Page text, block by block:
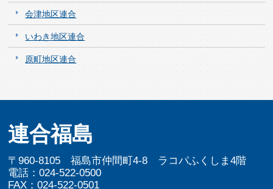
会津地区連合
いわき地区連合
原町地区連合
連合福島
〒960-8105 福島市仲間町4-8 ラコパふくしま4階
電話：024-522-0500
FAX：024-522-0501